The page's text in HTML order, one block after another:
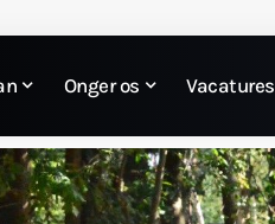
Onger os Vacatures